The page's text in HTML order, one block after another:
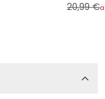
20,99 €